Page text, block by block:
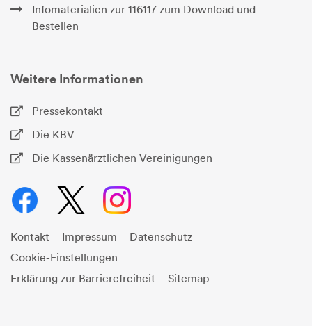
Infomaterialien zur 116117 zum Download und
Bestellen
Weitere Informationen
Pressekontakt
Die KBV
Die Kassenärztlichen Vereinigungen
Kontakt Impressum
Datenschutz
Cookie-Einstellungen
Erklärung zur Barrierefreiheit
Sitemap